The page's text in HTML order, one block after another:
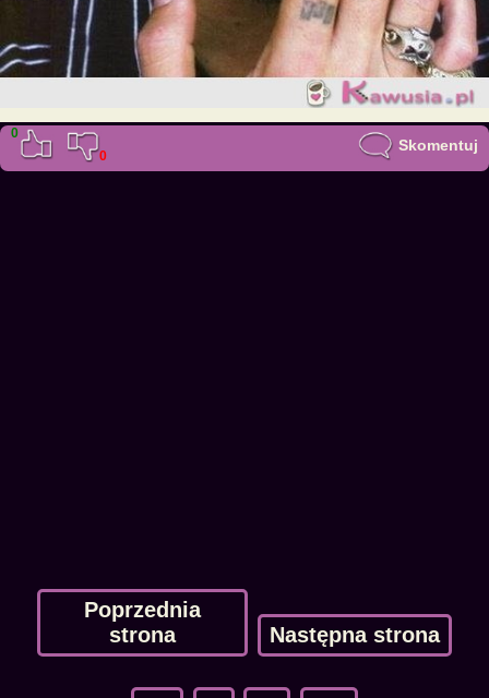
0
0
Skomentuj
Poprzednia
strona
Następna strona